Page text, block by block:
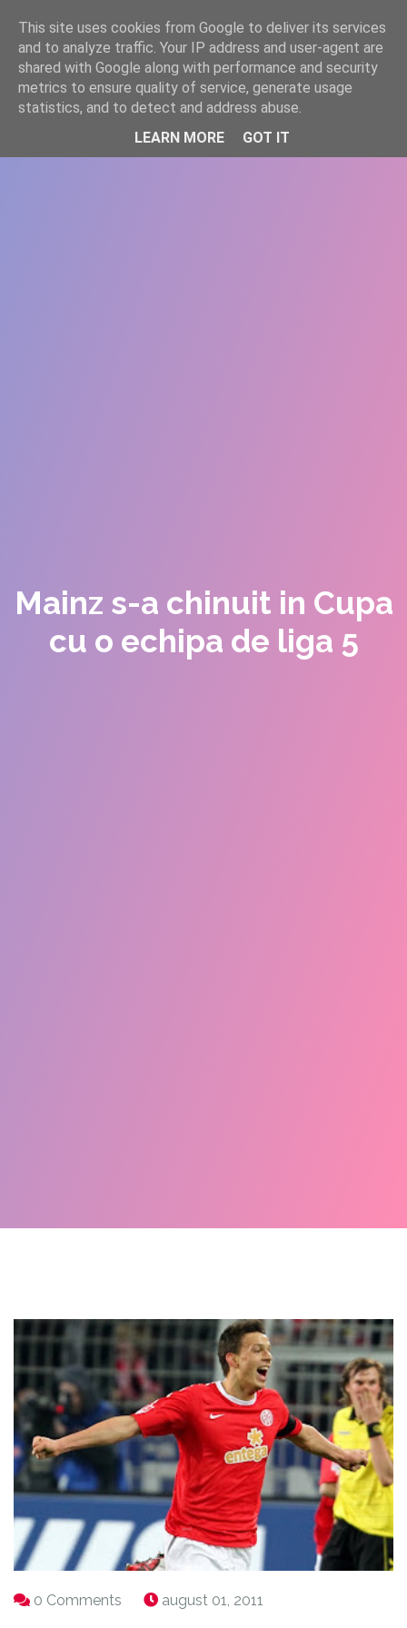
WWW.GAZISTI.RO
Mainz s-a chinuit in Cupa
cu o echipa de liga 5
0 Comments august 01, 2011
This site uses cookies from Google to deliver its services
and to analyze traffic. Your IP address and user-agent are
shared with Google along with performance and security
metrics to ensure quality of service, generate usage
statistics, and to detect and address abuse.
LEARN MORE
GOT IT